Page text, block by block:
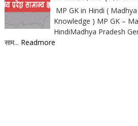
MP GK in Hindi (
Knowledge ) MP GK –
HindiMadhya Pradesh
साम... Readmore